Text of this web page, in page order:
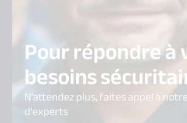
Pour répondre à
besoins
N'attendez plus, faites appel à
d'experts